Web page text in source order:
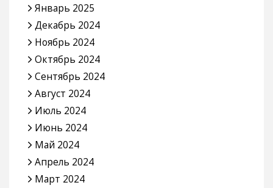
Январь 2025
Декабрь 2024
Ноябрь 2024
Октябрь 2024
Сентябрь 2024
Август 2024
Июль 2024
Июнь 2024
Май 2024
Апрель 2024
Март 2024